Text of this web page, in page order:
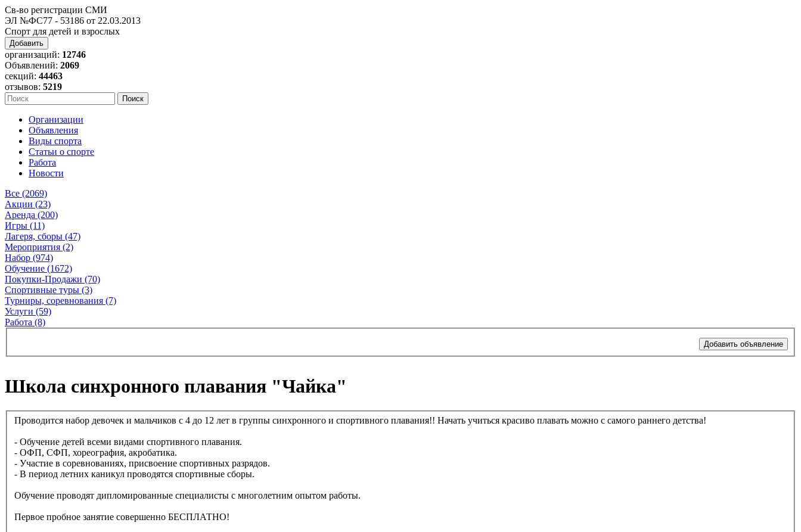
Св-во регистрации СМИ
ЭЛ №ФС77 - 53186 от 22.03.2013
Спорт для детей и взрослых
Добавить
организаций: 12746
Объявлений: 2069
секций: 44463
отзывов: 5219
Организации
Объявления
Виды спорта
Статьи о спорте
Работа
Новости
Все (2069)
Акции (23)
Аренда (200)
Игры (11)
Лагеря, сборы (47)
Мероприятия (2)
Набор (974)
Обучение (1672)
Покупки-Продажи (70)
Спортивные туры (3)
Турниры, соревнования (7)
Услуги (59)
Работа (8)
Добавить объявление
Школа синхронного плавания "Чайка"
Проводится набор девочек и мальчиков с 4 до 12 лет в группы синхронного и спортивного плавания!! Начать учиться красиво плавать можно с самого раннего детства!
- Обучение детей всеми видами спортивного плавания.
- ОФП, СФП, хореография, акробатика.
- Участие в соревнованиях, присвоение спортивных разрядов.
- В период летних каникул проводятся спортивные сборы.
Обучение проводят дипломированные специалисты с многолетним опытом работы.
Первое пробное занятие совершенно БЕСПЛАТНО!